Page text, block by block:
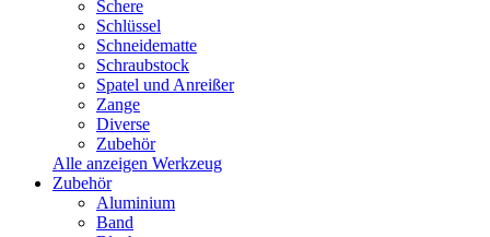
Schere
Schlüssel
Schneidematte
Schraubstock
Spatel und Anreißer
Zange
Diverse
Zubehör
Alle anzeigen Werkzeug
Zubehör
Aluminium
Band